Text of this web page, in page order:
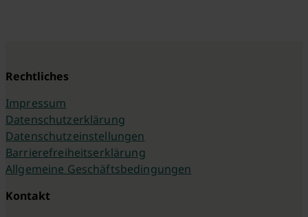
Rechtliches
Impressum
Datenschutzerklärung
Datenschutzeinstellungen
Barrierefreiheitserklärung
Allgemeine Geschäftsbedingungen
Kontakt